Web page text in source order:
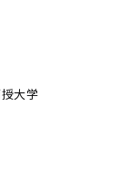
大学